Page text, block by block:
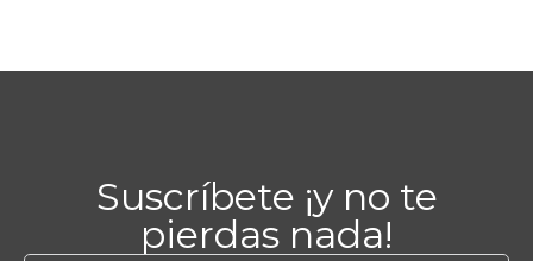
Suscríbete ¡y no te
pierdas nada!